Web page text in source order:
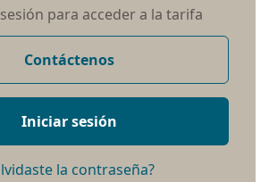
para acceder a la tarifa
Contáctenos
Iniciar sesión
la contraseña?